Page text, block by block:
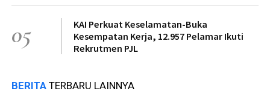
05
KAI Perkuat Keselamatan-Buka
Kesempatan Kerja, 12.957 Pelamar Ikuti
Rekrutmen PJL
BERITA TERBARU LAINNYA